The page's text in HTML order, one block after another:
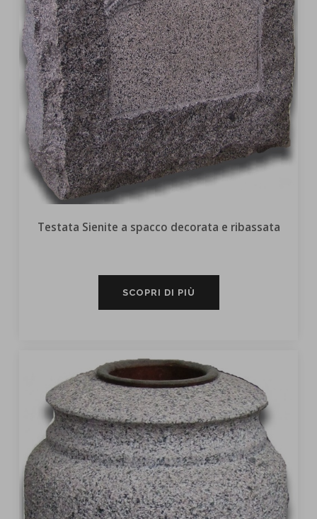
Testata Sienite a spacco decorata e ribassata
SCOPRI DI PIÙ